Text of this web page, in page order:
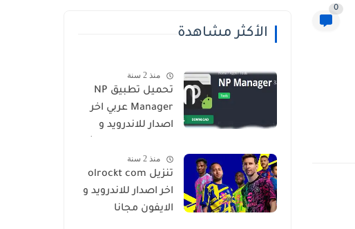
0
الأكثر مشاهدة
منذ 2 سنة
تحميل تطبيق NP
Manager عربي اخر
اصدار للاندرويد و
منذ 2 سنة
تنزيل olrockt com
اخر اصدار للاندرويد و
الايفون مجانا